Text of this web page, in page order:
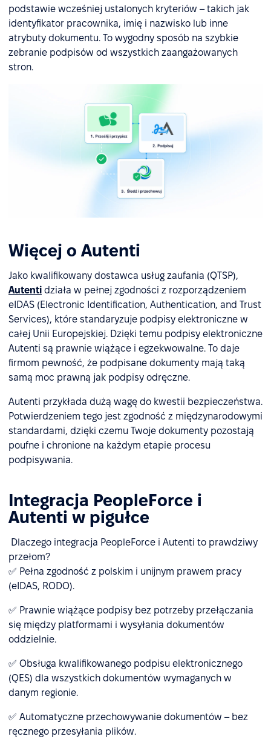
podstawie wcześniej ustalonych kryteriów – takich jak
identyfikator pracownika, imię i nazwisko lub inne
atrybuty dokumentu. To wygodny sposób na szybkie
zebranie podpisów od wszystkich zaangażowanych
stron.
Więcej o Autenti
Jako kwalifikowany dostawca usług zaufania (QTSP),
Autenti działa w pełnej zgodności z rozporządzeniem
eIDAS (Electronic Identification, Authentication, and Trust
Services), które standaryzuje podpisy elektroniczne w
całej Unii Europejskiej. Dzięki temu podpisy elektroniczne
Autenti są prawnie wiążące i egzekwowalne. To daje
firmom pewność, że podpisane dokumenty mają taką
samą moc prawną jak podpisy odręczne.
Autenti przykłada dużą wagę do kwestii bezpieczeństwa.
Potwierdzeniem tego jest zgodność z międzynarodowymi
standardami, dzięki czemu Twoje dokumenty pozostają
poufne i chronione na każdym etapie procesu
podpisywania.
Integracja PeopleForce i
Autenti w pigułce
Dlaczego integracja PeopleForce i Autenti to prawdziwy
przełom?
✅ Pełna zgodność z polskim i unijnym prawem pracy
(eIDAS, RODO).
✅ Prawnie wiążące podpisy bez potrzeby przełączania
się między platformami i wysyłania dokumentów
oddzielnie.
✅ Obsługa kwalifikowanego podpisu elektronicznego
(QES) dla wszystkich dokumentów wymaganych w
danym regionie.
✅ Automatyczne przechowywanie dokumentów – bez
ręcznego przesyłania plików.